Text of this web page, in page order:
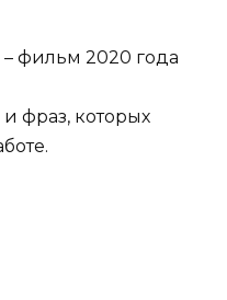
фильм 2020 года
фраз, которых